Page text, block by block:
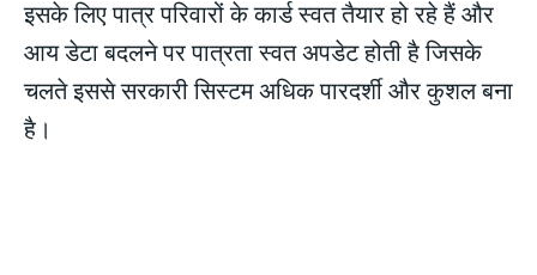
इसके लिए पात्र परिवारों के कार्ड स्वत तैयार हो रहे हैं और
आय डेटा बदलने पर पात्रता स्वत अपडेट होती है जिसके
चलते इससे सरकारी सिस्टम अधिक पारदर्शी और कुशल बना
है।